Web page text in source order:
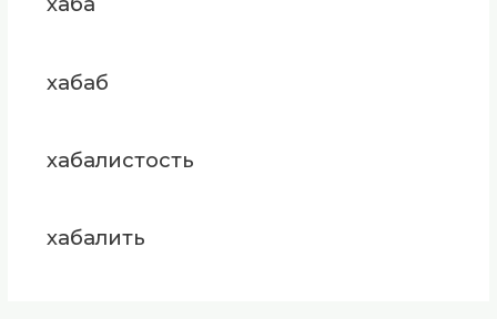
хабаб
хабалистость
хабалить